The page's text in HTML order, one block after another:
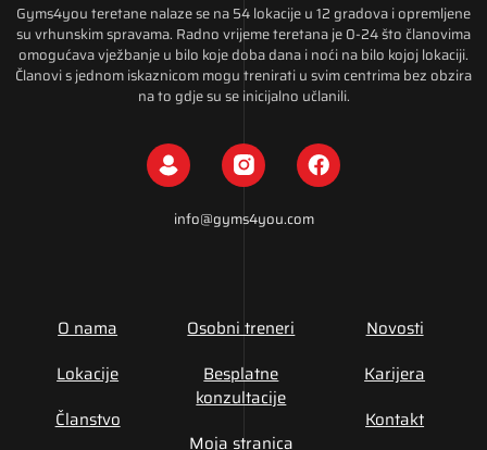
Gyms4you teretane nalaze se na 54 lokacije u 12 gradova i opremljene
su vrhunskim spravama. Radno vrijeme teretana je 0-24 što članovima
omogućava vježbanje u bilo koje doba dana i noći na bilo kojoj lokaciji.
Članovi s jednom iskaznicom mogu trenirati u svim centrima bez obzira
na to gdje su se inicijalno učlanili.
info@gyms4you.com
O nama
Lokacije
Članstvo
Osobni treneri
Besplatne
konzultacije
Moja stranica
Novosti
Karijera
Kontakt